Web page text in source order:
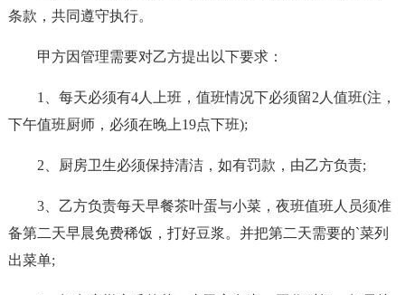
条款，共同遵守执行。
甲方因管理需要对乙方提出以下要求：
1、每天必须有4人上班，值班情况下必须留2人值班(注，
下午值班厨师，必须在晚上19点下班);
2、厨房卫生必须保持清洁，如有罚款，由乙方负责;
3、乙方负责每天早餐茶叶蛋与小菜，夜班值班人员须准
备第二天早晨免费稀饭，打好豆浆。并把第二天需要的`菜列
出菜单;